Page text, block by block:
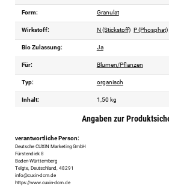
Form: Granulat
Wirkstoff: N (Stickstoff) P (Phosphat)
Bio Zulassung: Ja
Für: Blumen/Pflanzen
Typ: organisch
Inhalt: 1,50 kg
Angaben zur
verantwortliche Person:
Deutsche CUXIN Marketing GmbH
Fürstendiek 8
Baden-Württemberg
Telgte, Deutschland, 48291
info@cuxin-dcm.de
https://www.cuxin-dcm.de